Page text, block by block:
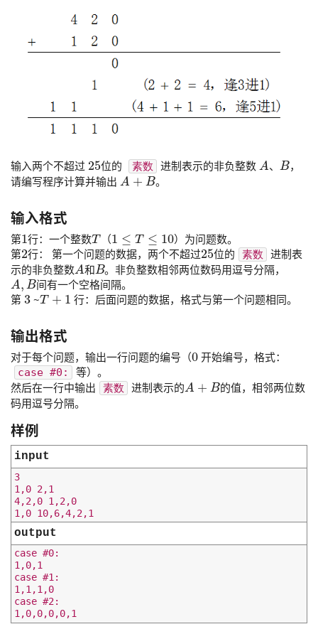
输入两个不超过 25位的 素数 进制表示的非负整数 A 、 B，
请编写程序计算并输出 A+B 。
输入格式
第1行：一个整数T（ 1 T ≤10
）为问题数。
第2行： 第一个问题的数据，两个不超过25位的 素数
进制表
示的非负整数 A和B。非负整数相邻两位数码用逗号分隔，
A,B 间有一个空格间隔。
第 3~T+1 行：后面问题的数据，格式与第一个问题相同。
输出格式
对于每个问题，输出一行问题的编号（0 开始编号，格式：
case #0:
等）。
然后在一行中输出
素数 进制表示的 A
的值，相邻两位数
码用逗号分隔。
样例
input
3
1,0 2,1
4,2,0 1,2,0
output
case #0:
1,0,1
case #1:
1,1,1,0
case #2:
1,0,0,0,0,1